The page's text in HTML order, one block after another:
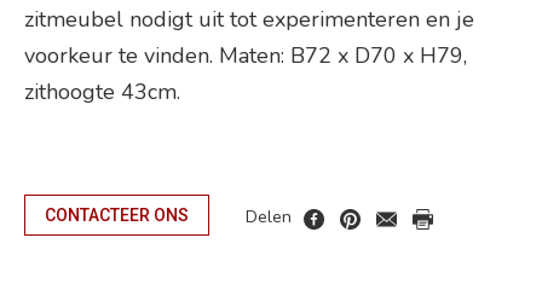
zitmeubel nodigt uit tot experimenteren en je
voorkeur te vinden. Maten: B72 x D70 x H79,
zithoogte 43cm.
CONTACTEER ONS Delen